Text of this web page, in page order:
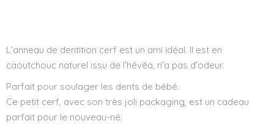
L’anneau de dentition cerf est un ami idéal. Il est en
caoutchouc naturel issu de l’hévéa, n’a pas d’odeur.
Parfait pour soulager les dents de bébé.
Ce petit cerf, avec son très joli packaging, est un cadeau
parfait pour le nouveau-né.